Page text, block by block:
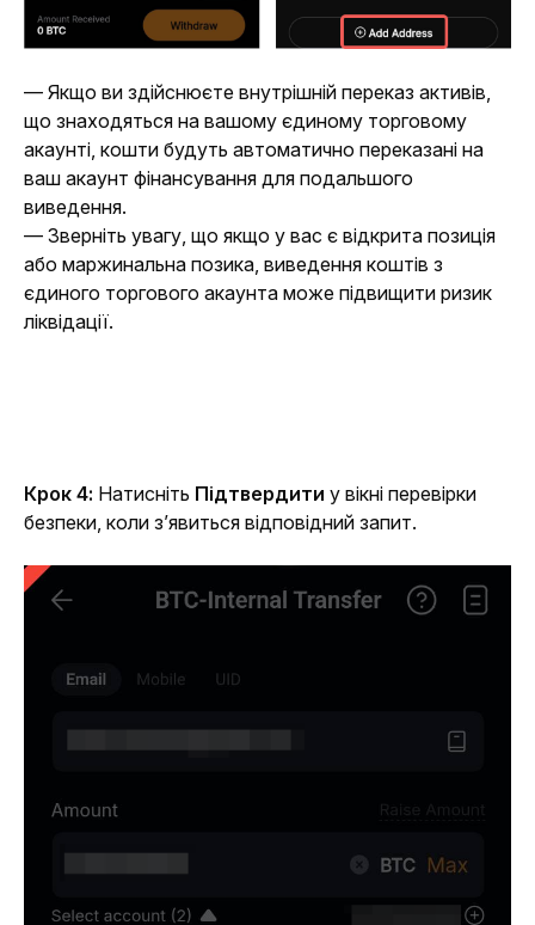
— Якщо ви здійснюєте внутрішній переказ активів,
що знаходяться на вашому єдиному торговому
акаунті, кошти будуть автоматично переказані на
ваш акаунт фінансування для подальшого
виведення.
— Зверніть увагу, що якщо у вас є відкрита позиція
або маржинальна позика, виведення коштів з
єдиного торгового акаунта може підвищити ризик
ліквідації.
Крок 4: Натисніть Підтвердити у вікні перевірки
безпеки, коли з’явиться відповідний запит.